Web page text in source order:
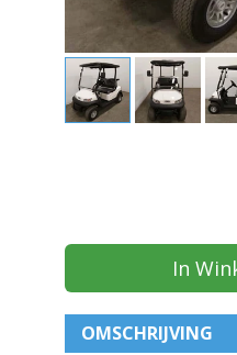
In
OMSCHRIJVING